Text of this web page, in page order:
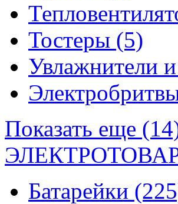
Тостеры (5)
Увлажнители
Показать еще
Батарейки